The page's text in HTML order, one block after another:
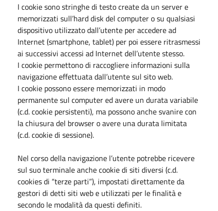
I cookie sono stringhe di testo create da un server e
memorizzati sull’hard disk del computer o su qualsiasi
dispositivo utilizzato dall’utente per accedere ad
Internet (smartphone, tablet) per poi essere ritrasmessi
ai successivi accessi ad Internet dell’utente stesso.
I cookie permettono di raccogliere informazioni sulla
navigazione effettuata dall’utente sul sito web.
I cookie possono essere memorizzati in modo
permanente sul computer ed avere un durata variabile
(c.d. cookie persistenti), ma possono anche svanire con
la chiusura del browser o avere una durata limitata
(c.d. cookie di sessione).
Nel corso della navigazione l’utente potrebbe ricevere
sul suo terminale anche cookie di siti diversi (c.d.
cookies di “terze parti”), impostati direttamente da
gestori di detti siti web e utilizzati per le finalità e
secondo le modalità da questi definiti.